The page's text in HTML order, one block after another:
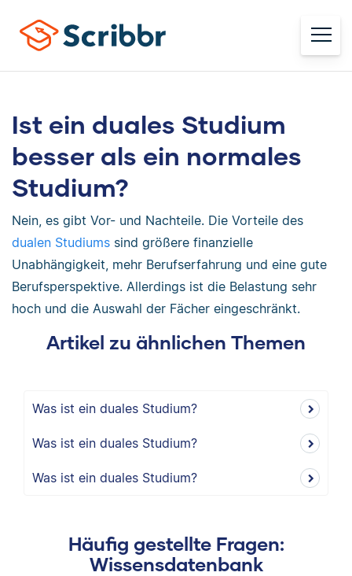
Ist ein duales Studium
besser als ein normales
Studium?
Nein, es gibt Vor- und Nachteile. Die Vorteile des
dualen Studiums sind größere finanzielle
Unabhängigkeit, mehr Berufserfahrung und eine gute
Berufsperspektive. Allerdings ist die Belastung sehr
hoch und die Auswahl der Fächer eingeschränkt.
Artikel zu ähnlichen Themen
Was ist ein duales Studium?
Was ist ein duales Studium?
Was ist ein duales Studium?
Häufig gestellte Fragen:
Wissensdatenbank